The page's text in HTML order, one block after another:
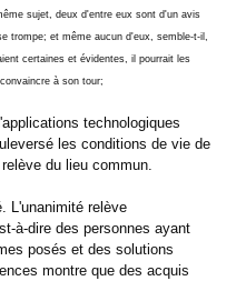
sujet, deux d'entre eux sont d'un avis
trompe; et même aucun d'eux, semble-t-il,
certaines et évidentes, il pourrait les
à son tour;
technologiques
les conditions de vie de
du lieu commun.
L'unanimité relève
à-dire des personnes ayant
posés et des solutions
montre que des acquis